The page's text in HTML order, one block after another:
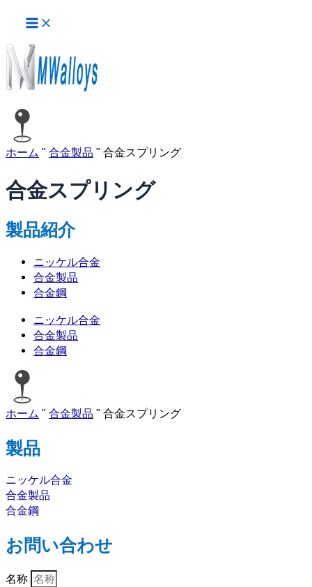
ス
キ
ッ
イ
ン
メ
ニ
ュ
ー
ホーム " 合金製品 " 合金スプリング
合金スプリング
製品紹介
ニッケル合金
合金製品
合金鋼
ニッケル合金
合金製品
合金鋼
ホーム " 合金製品 " 合金スプリング
製品
ニッケル合金
合金製品
合金鋼
お問い合わせ
名称